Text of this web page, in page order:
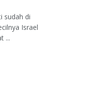
sudah di
Israel
...